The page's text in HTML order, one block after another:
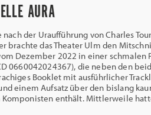
AURA
nach der Uraufführung von Charles
brachte das Theater Ulm den
Dezember 2022 in einer schmalen
0660042024367), die neben den
Booklet mit ausführlicher
einem Aufsatz über den bislang
Komponisten enthält. Mittlerweile